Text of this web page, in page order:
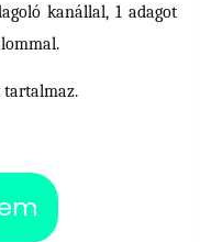
kanállal, 1 adagot
tartalmaz.